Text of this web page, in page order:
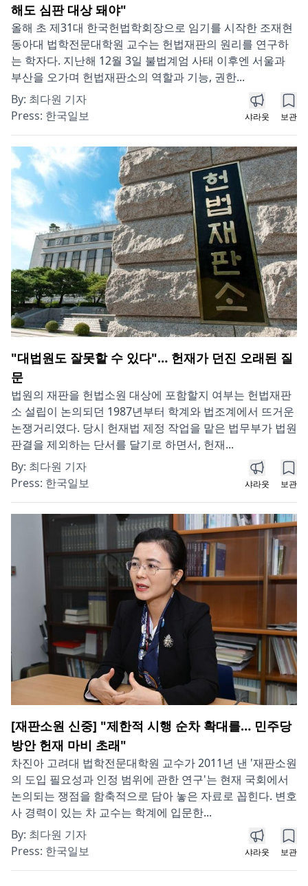
해도 심판 대상 돼야"
올해 초 제31대 한국헌법학회장으로 임기를 시작한 조재현
동아대 법학전문대학원 교수는 헌법재판의 원리를 연구하
는 학자다. 지난해 12월 3일 불법계엄 사태 이후엔 서울과
부산을 오가며 헌법재판소의 역할과 기능, 권한...
By: 최다원 기자
Press: 한국일보 샤라웃 보관
"대법원도 잘못할 수 있다"… 헌재가 던진 오래된 질
문
법원의 재판을 헌법소원 대상에 포함할지 여부는 헌법재판
소 설립이 논의되던 1987년부터 학계와 법조계에서 뜨거운
논쟁거리였다. 당시 헌재법 제정 작업을 맡은 법무부가 법원
판결을 제외하는 단서를 달기로 하면서, 헌재...
By: 최다원 기자
Press: 한국일보 샤라웃 보관
[재판소원 신중] "제한적 시행 순차 확대를… 민주당
방안 헌재 마비 초래"
차진아 고려대 법학전문대학원 교수가 2011년 낸 '재판소원
의 도입 필요성과 인정 범위에 관한 연구'는 현재 국회에서
논의되는 쟁점을 함축적으로 담아 놓은 자료로 꼽힌다. 변호
사 경력이 있는 차 교수는 학계에 입문한...
By: 최다원 기자
Press: 한국일보 샤라웃 보관